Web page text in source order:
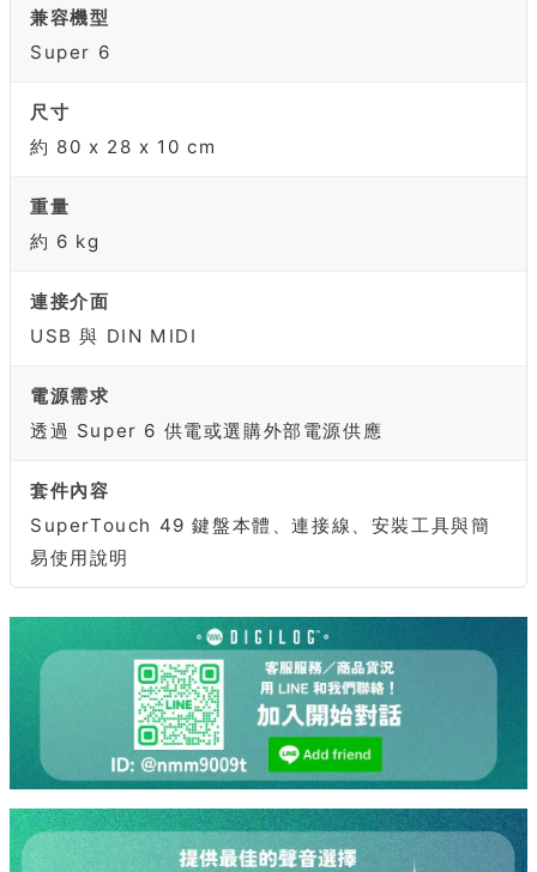
兼容機型
Super 6
尺寸
約 80 x 28 x 10 cm
重量
約 6 kg
連接介面
USB 與 DIN MIDI
電源需求
透過 Super 6 供電或選購外部電源供應
套件內容
SuperTouch 49 鍵盤本體、連接線、安裝工具與簡
易使用說明